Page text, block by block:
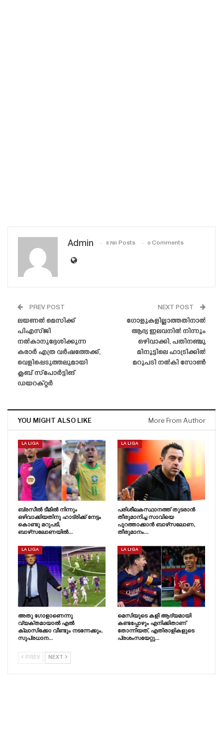
Admin 3761 Posts 0 Comments
PREV POST
ലയണൽ മെസിക്ക്
പിഎസ്‌ജി
നൽകാനുദ്ദേശിക്കുന്ന
കരാർ എത്ര വർഷത്തേക്ക്,
വെളിപ്പെടുത്തലുമായി
ക്ലബ് സ്പോർട്ടിങ്
ഡയറക്റ്റർ
NEXT POST
ഗോളുകളില്ലാത്തതിനാൽ
ആദ്യ ഇലവനിൽ നിന്നും
ഒഴിവാക്കി, പതിനഞ്ചു
മിനുട്ടിലെ ഹാട്രിക്കിൽ
മറുപടി നൽകി സോൺ
YOU MIGHT ALSO LIKE More From Author
LA LIGA
ബ്രസീൽ ടീമിൽ നിന്നും
ഒഴിവാക്കിയതിനു ഹാട്രിക്ക് നേട്ടം
കൊണ്ടു മറുപടി,
ബാഴ്‌സലോണയിൽ…
LA LIGA
പരിശീലകസ്ഥാനത്ത് തുടരാൻ
തീരുമാനിച്ച സാവിയെ
പുറത്താക്കാൻ ബാഴ്‌സലോണ,
തീരുമാനം…
LA LIGA
അതു ഗോളാണെന്നു
വ്യക്തമായാൽ എൽ
ക്ലാസിക്കോ വീണ്ടും നടന്നേക്കും,
സുപ്രധാന…
LA LIGA
മെസിയുടെ കളി ആദ്യമായി
കണ്ടപ്പോഴും എനിക്കിതാണ്
തോന്നിയത്, എതിരാളികളുടെ
പ്രശംസയേറ്റു…
PREV NEXT